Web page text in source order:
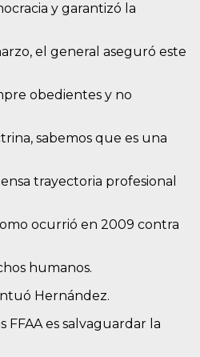
y garantizó la
el general aseguró este
obedientes y no
sabemos que es una
trayectoria profesional
ocurrió en 2009 contra
humanos.
Hernández.
es salvaguardar la